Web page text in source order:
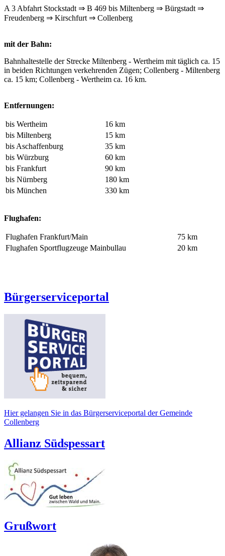
A 3 Abfahrt Stockstadt ⇒ B 469 bis Miltenberg ⇒ Bürgstadt ⇒
Freudenberg ⇒ Kirschfurt ⇒ Collenberg
mit der Bahn:
Bahnhaltestelle der Strecke Miltenberg - Wertheim mit täglich ca. 15
in beiden Richtungen verkehrenden Zügen; Collenberg - Miltenberg
ca. 15 km; Collenberg - Wertheim ca. 16 km.
Entfernungen:
bis Wertheim
16 km
bis Miltenberg
15 km
bis Aschaffenburg
35 km
bis Würzburg
60 km
bis Frankfurt
90 km
bis Nürnberg
180 km
bis München
330 km
Flughafen:
Flughafen Frankfurt/Main
75 km
Flughafen Sportflugzeuge Mainbullau
20 km
Bürgerserviceportal
Hier gelangen Sie in das Bürgerserviceportal der Gemeinde
Collenberg
Allianz Südspessart
Grußwort